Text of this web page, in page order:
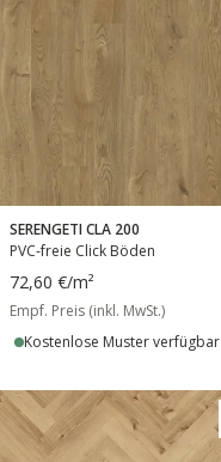
SERENGETI CLA 200
PVC-freie Click Böden
72,60 €/m²
Empf. Preis (inkl. MwSt.)
Kostenlose Muster verfügbar